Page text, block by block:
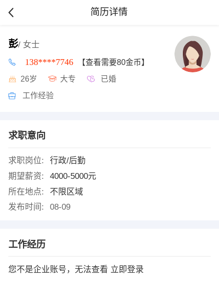
简历详情
彭/ 女士
138****7746 【查看需要80金币】
26岁 大专 已婚
工作经验
求职意向
求职岗位:
行政/后勤
期望薪资:
4000-5000元
所在地点:
不限区域
发布时间:
08-09
工作经历
您不是企业账号，无法查看 立即登录